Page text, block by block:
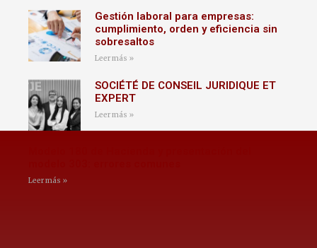
Gestión laboral para empresas:
cumplimiento, orden y eficiencia sin
sobresaltos
Leer más »
SOCIÉTÉ DE CONSEIL JURIDIQUE ET
EXPERT
Leer más »
Leer más »